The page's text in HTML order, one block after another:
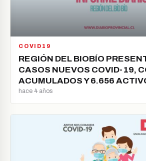
COVID19
REGIÓN DEL BIOBÍO
CASOS NUEVOS COVID-19,
ACUMULADOS Y 6.656
hace 4 años